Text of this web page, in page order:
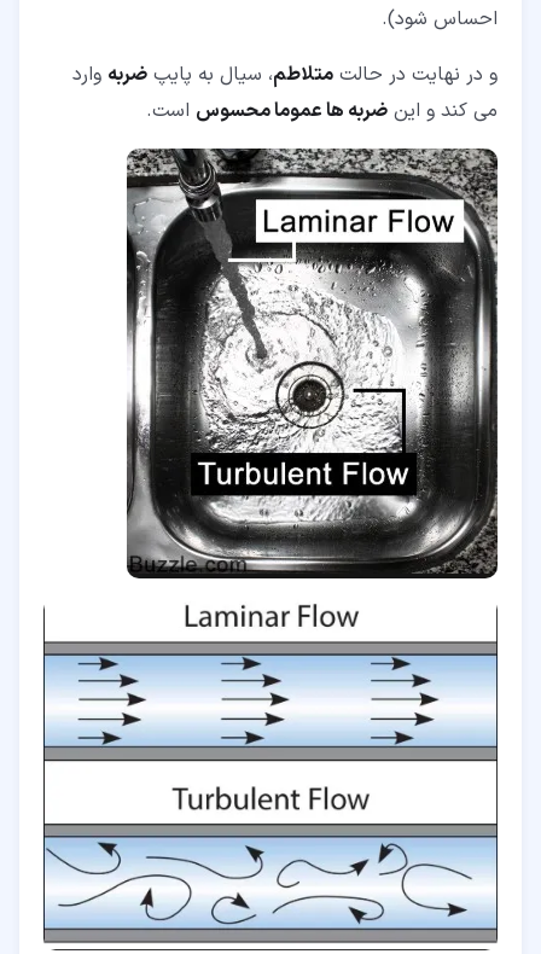
احساس شود).
و در نهایت در حالت متلاطم، سیال به پایپ ضربه وارد
می کند و این ضربه ها عموما محسوس است.